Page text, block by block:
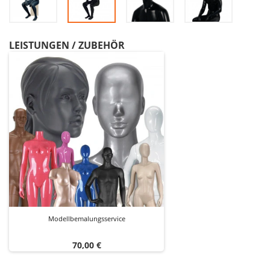
LEISTUNGEN / ZUBEHÖR
Modellbemalungsservice
Preis
70,00 €